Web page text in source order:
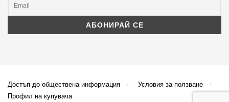
Достъп до обществена информация
Условия за ползване
Профил на купувача